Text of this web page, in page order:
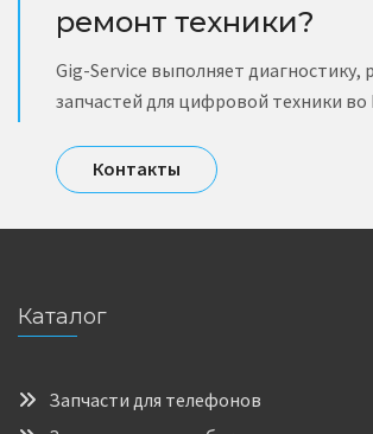
ремонт техники?
Gig-Service выполняет диагностику,
запчастей для цифровой техники во
Контакты
Каталог
Запчасти для телефонов